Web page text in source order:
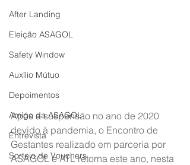
After Landing
Eleição ASAGOL
Safety Window
Auxílio Mútuo
Depoimentos
Amigo da ASAGOL
Entrevista
Sorteio de Vouchers
Após a suspensão no ano de 2020
devido à pandemia, o Encontro de
Gestantes realizado em parceria por
ASAGOL e ATL retorna este ano, nesta